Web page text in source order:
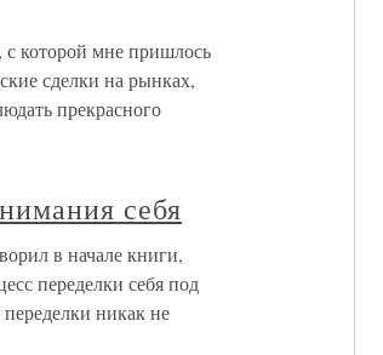
которой мне пришлось
сделки на рынках,
прекрасного
себя
в начале книги,
переделки себя под
никак не